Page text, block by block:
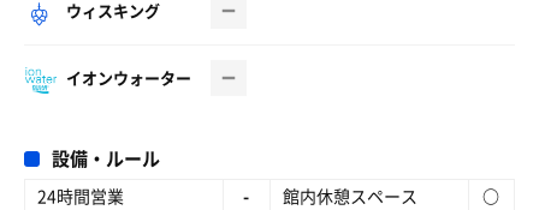
ウィスキング
イオンウォーター
設備・ルール
24時間営業 - 館内休憩スペース
○